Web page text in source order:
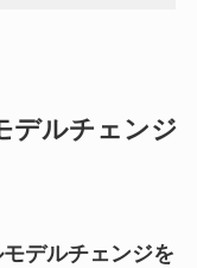
デルチェンジ
デルチェンジを